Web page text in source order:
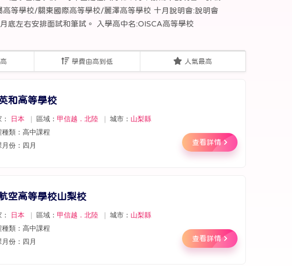
學校/關東國際高等學校/麗澤高等學校 十月說明會:說明會
底左右安排面試和筆試。 入學高中名:OISCA高等學校
學費由高到低 人氣最高
和高等學校
日本 ｜ 區域： 甲信越．北陸 ｜ 城市： 山梨縣
種類：高中課程
月份：四月
查看詳情
空高等學校山梨校
日本 ｜ 區域： 甲信越．北陸 ｜ 城市： 山梨縣
種類：高中課程
月份：四月
查看詳情